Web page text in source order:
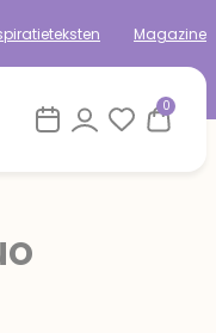
Magazine
0